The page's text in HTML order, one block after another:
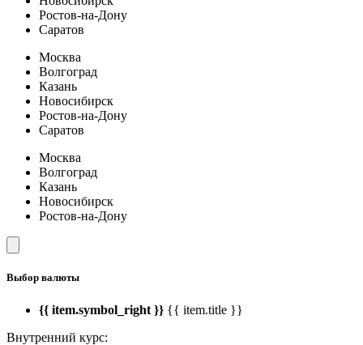
Ростов-на-Дону
Саратов
Москва
Волгоград
Казань
Новосибирск
Ростов-на-Дону
Саратов
Москва
Волгоград
Казань
Новосибирск
Ростов-на-Дону
Выбор валюты
{{ item.symbol_right }} {{ item.title }}
Внутренний курс: